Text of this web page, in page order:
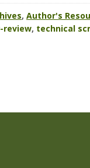
, Author's
review, technical